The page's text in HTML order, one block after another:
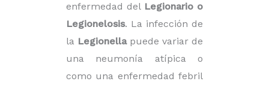
enfermedad del Legionario o
Legionelosis. La infección de
la Legionellapuede variar de
una neumonía atípica o
como una enfermedad febril